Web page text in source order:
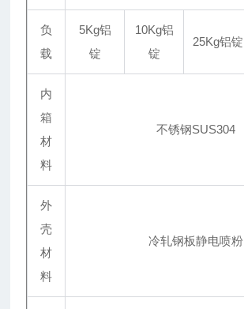
负
载
5Kg铝
锭
10Kg铝
锭
25Kg铝锭
内
箱
材
料
不锈钢SUS304
外
壳
材
料
冷轧钢板静电喷粉